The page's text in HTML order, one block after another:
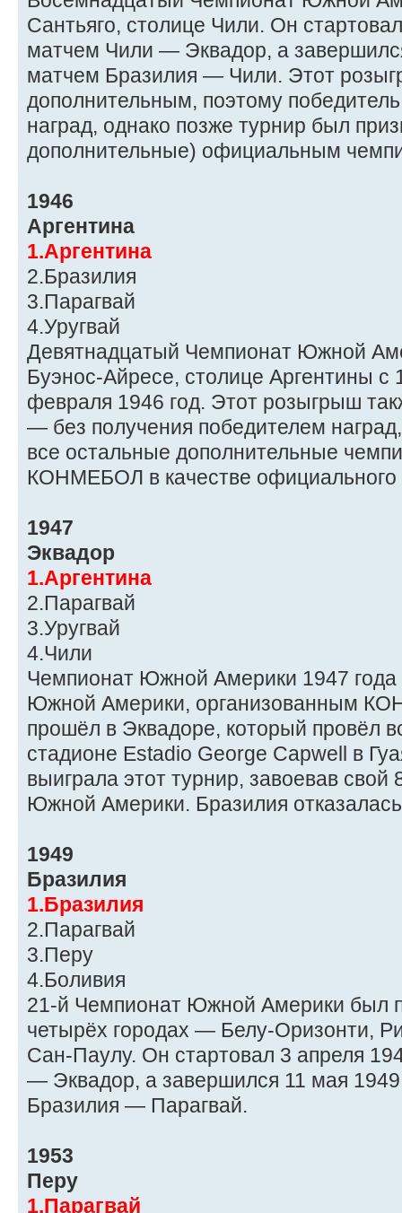
Сантьяго, столице Чили. Он
матчем Чили — Эквадор, а
матчем Бразилия — Чили. Этот
дополнительным, поэтому
наград, однако позже турнир был
дополнительные) официальным
1946
Аргентина
1.Аргентина
2.Бразилия
3.Парагвай
4.Уругвай
Девятнадцатый Чемпионат Южной
Буэнос-Айресе, столице Аргентины с
февраля 1946 год. Этот розыгрыш
— без получения победителем
все остальные дополнительные
КОНМЕБОЛ в качестве официального
1947
Эквадор
1.Аргентина
2.Парагвай
3.Уругвай
4.Чили
Чемпионат Южной Америки 1947
Южной Америки, организованным
прошёл в Эквадоре, который провёл
стадионе Estadio George Capwell в
выиграла этот турнир, завоевав свой
Южной Америки. Бразилия
1949
Бразилия
1.Бразилия
2.Парагвай
3.Перу
4.Боливия
21-й Чемпионат Южной Америки был
четырёх городах — Белу-Оризонти,
Сан-Паулу. Он стартовал 3 апреля
— Эквадор, а завершился 11 мая
Бразилия — Парагвай.
1953
Перу
1.Парагвай